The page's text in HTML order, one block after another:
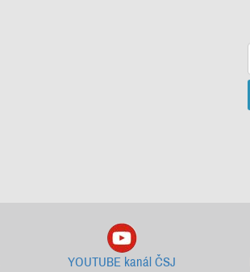
YOUTUBE kanál ČSJ